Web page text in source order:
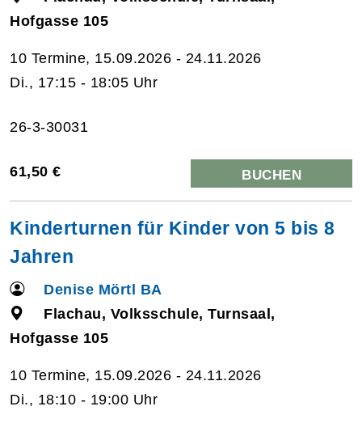
Hofgasse 105
10 Termine, 15.09.2026 - 24.11.2026
Di., 17:15 - 18:05 Uhr
26-3-30031
61,50 € BUCHEN
Kinderturnen für Kinder von 5 bis 8
Jahren
Denise Mörtl BA
Flachau, Volksschule, Turnsaal,
Hofgasse 105
10 Termine, 15.09.2026 - 24.11.2026
Di., 18:10 - 19:00 Uhr